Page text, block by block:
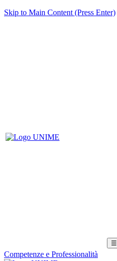
Skip to Main Content (Press Enter)
☰
Competenze e Professionalità